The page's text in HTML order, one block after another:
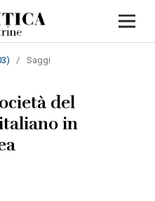
/ Saggi
del
in